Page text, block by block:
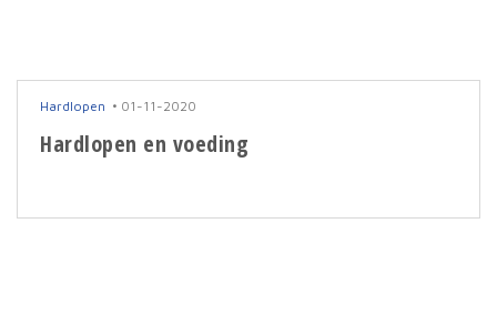
Hardlopen 01-11-2020
Hardlopen en voeding